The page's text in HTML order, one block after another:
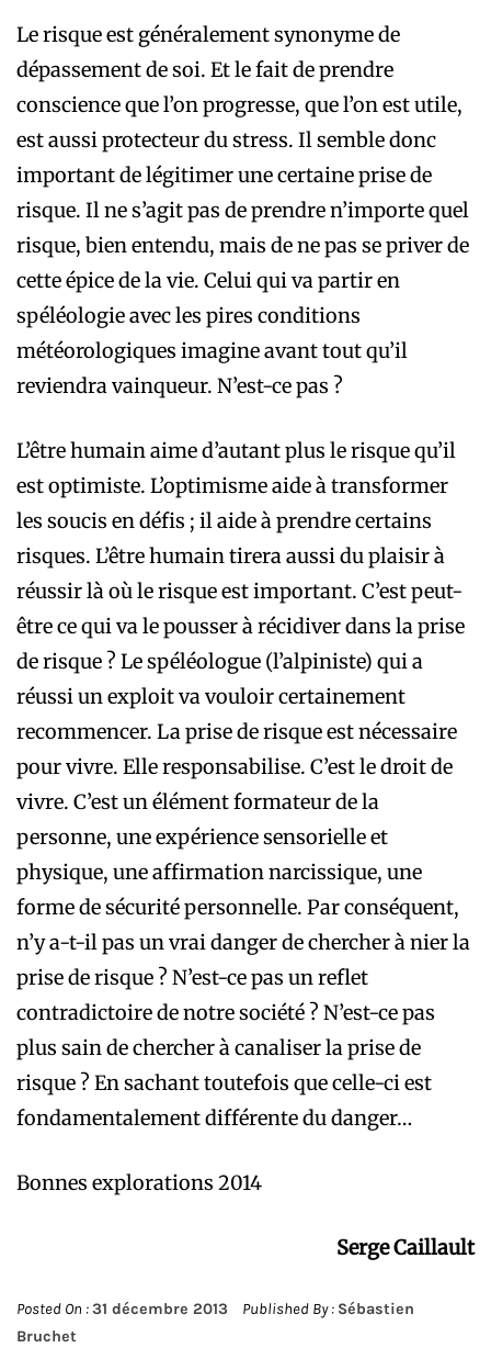
Le risque est généralement synonyme de
dépassement de soi. Et le fait de prendre
conscience que l’on progresse, que l’on est utile,
est aussi protecteur du stress. Il semble donc
important de légitimer une certaine prise de
risque. Il ne s’agit pas de prendre n’importe quel
risque, bien entendu, mais de ne pas se priver de
cette épice de la vie. Celui qui va partir en
spéléologie avec les pires conditions
météorologiques imagine avant tout qu’il
reviendra vainqueur. N’est-ce pas ?
L’être humain aime d’autant plus le risque qu’il
est optimiste. L’optimisme aide à transformer
les soucis en défis ; il aide à prendre certains
risques. L’être humain tirera aussi du plaisir à
réussir là où le risque est important. C’est peut-
être ce qui va le pousser à récidiver dans la prise
de risque ? Le spéléologue (l’alpiniste) qui a
réussi un exploit va vouloir certainement
recommencer. La prise de risque est nécessaire
pour vivre. Elle responsabilise. C’est le droit de
vivre. C’est un élément formateur de la
personne, une expérience sensorielle et
physique, une affirmation narcissique, une
forme de sécurité personnelle. Par conséquent,
n’y a-t-il pas un vrai danger de chercher à nier la
prise de risque ? N’est-ce pas un reflet
contradictoire de notre société ? N’est-ce pas
plus sain de chercher à canaliser la prise de
risque ? En sachant toutefois que celle-ci est
fondamentalement différente du danger…
Bonnes explorations 2014
Serge Caillault
Posted On :31 décembre 2013 Published By : Sébastien
Bruchet